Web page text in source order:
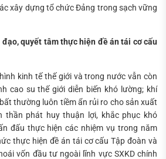
xây dựng tổ chức Đảng trong sạch vững
quyết tâm thực hiện đề án tái cơ cấu
kinh tế thế giới và trong nước vẫn còn
cao su thế giới diễn biến khó lường; khí
thường luôn tiềm ẩn rủi ro cho sản xuất
thần phát huy thuận lợi, khắc phục khó
đấu thực hiện các nhiệm vụ trong năm
thực hiện đề án tái cơ cấu Tập đoàn và
vốn đầu tư ngoài lĩnh vực SXKD chính